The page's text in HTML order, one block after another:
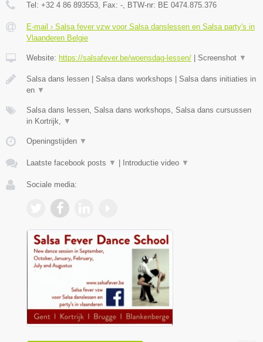
Tel: +32 4 86 893553, Fax: -, BTW-nr: BE 0474.875.376
E-mail › Salsa fever vzw voor Salsa danslessen en Salsa party's in
Vlaanderen Belgie
Website: https://salsafever.be/woensdag-lessen/ Screenshot ▼
Salsa dans lessen | Salsa dans workshops | Salsa dans initiaties in
en ▼
Salsa dans lessen, Salsa dans workshops, Salsa dans cursussen
in Kortrijk, ▼
Openingstijden ▼
Laatste facebook posts ▼ Introductie video ▼
Sociale media: